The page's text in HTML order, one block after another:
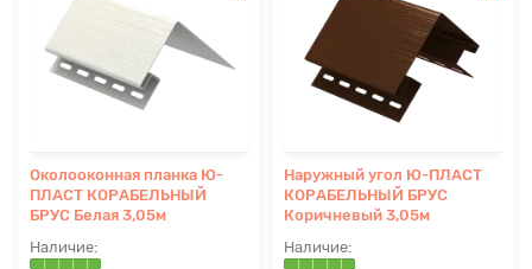
Околооконная планка Ю-
ПЛАСТ КОРАБЕЛЬНЫЙ
БРУС Белая 3,05м
Наружный угол Ю-ПЛАСТ
КОРАБЕЛЬНЫЙ БРУС
Коричневый 3,05м